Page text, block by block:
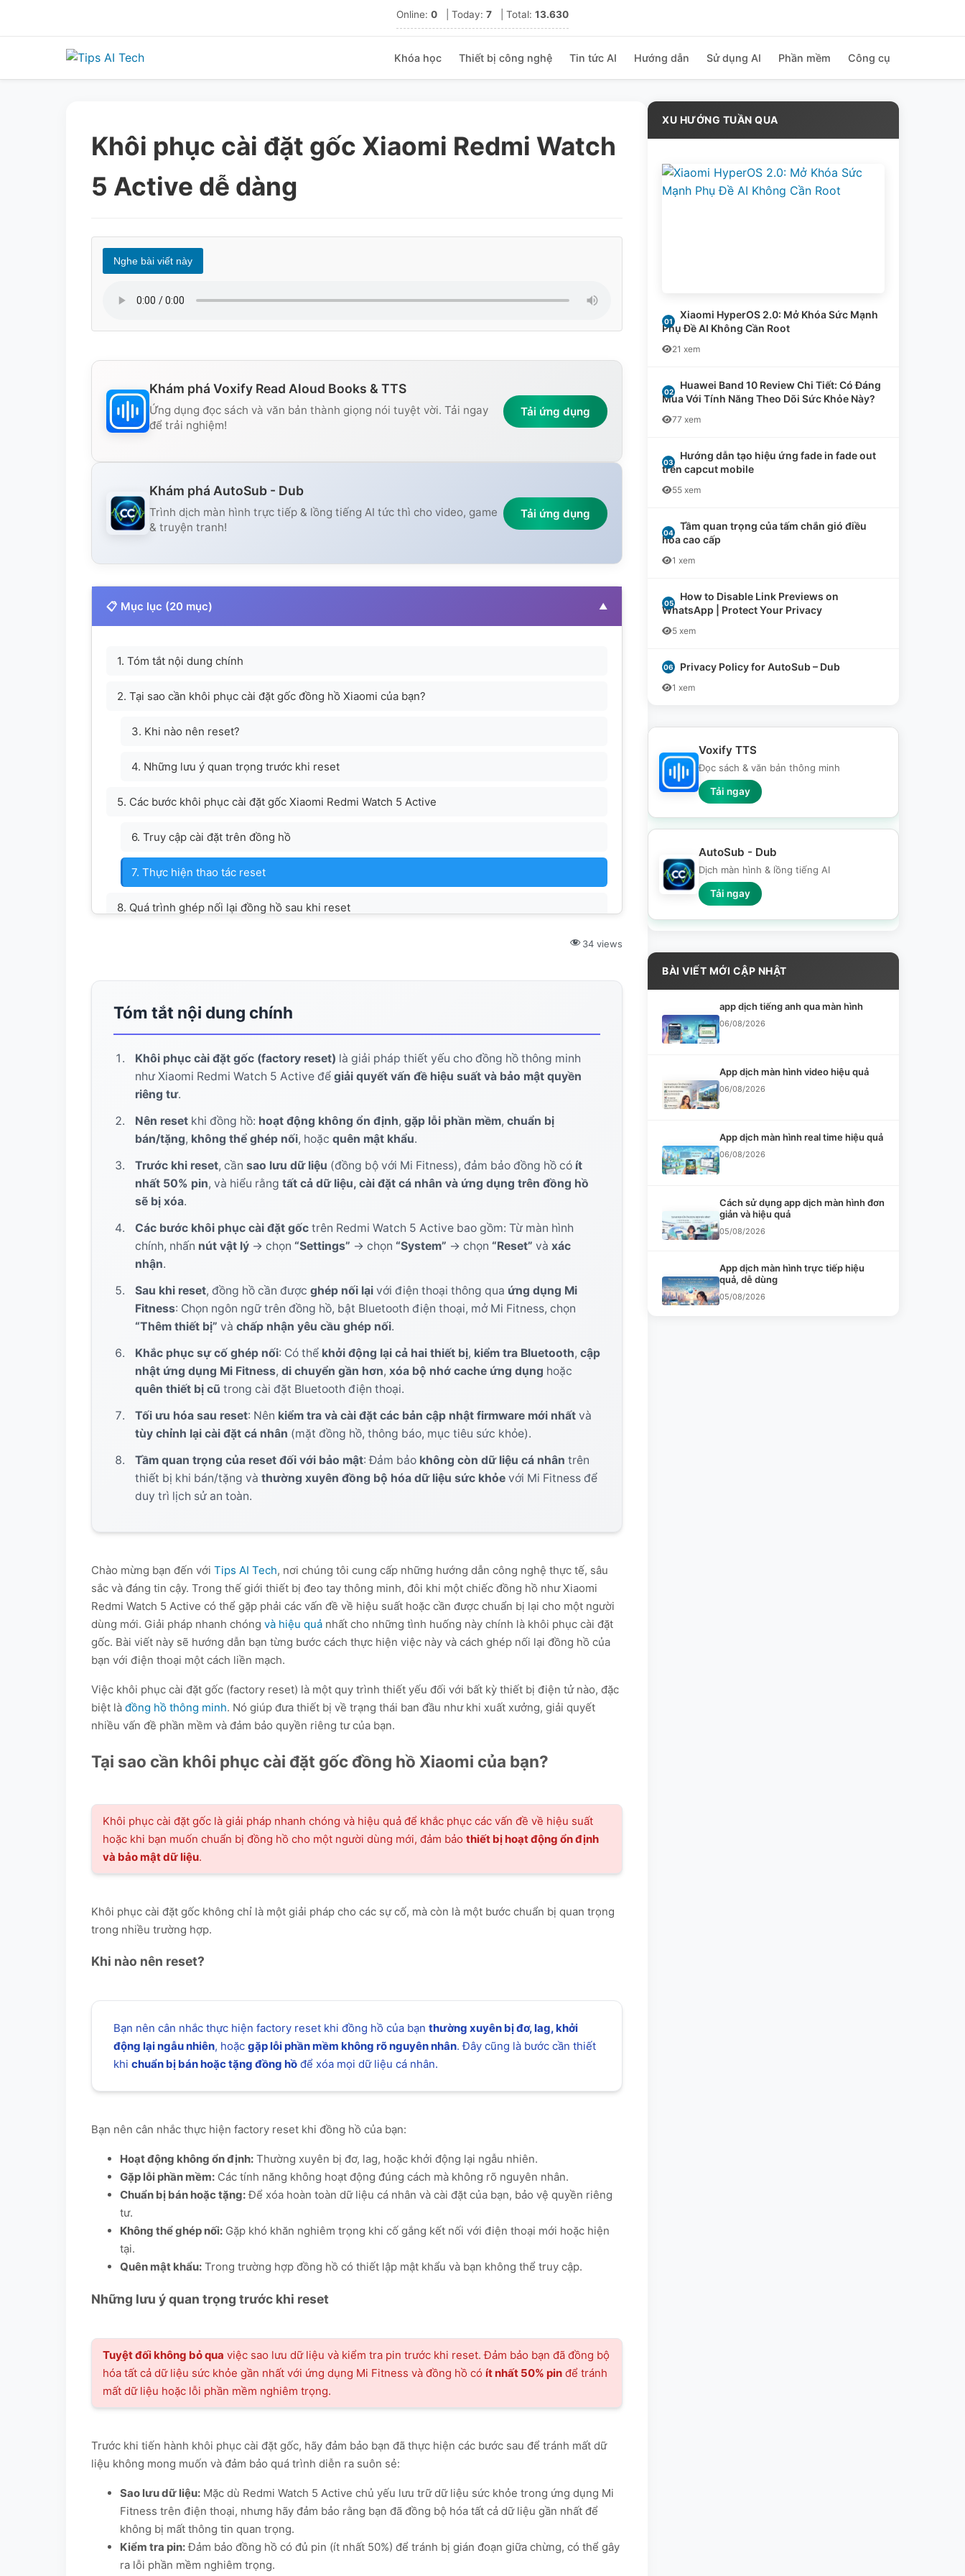
Online: 0 Today: 7 Total: 13.630
content
Khóa học Thiết bị công nghệ Tin tức AI Hướng dẫn Sử dụng AI Phần mềm Công cụ
Khôi phục cài đặt gốc Xiaomi Redmi Watch
5 Active dễ dàng
Nghe bài viết này
Khám phá Voxify Read Aloud Books & TTS
Ứng dụng đọc sách và văn bản thành giọng nói tuyệt vời. Tải ngay
để trải nghiệm!
Tải ứng dụng
Khám phá AutoSub - Dub
Trình dịch màn hình trực tiếp & lồng tiếng AI tức thì cho video, game
& truyện tranh!
Tải ứng dụng
📋 Mục lục (20 mục) ▲
1. Tóm tắt nội dung chính
2. Tại sao cần khôi phục cài đặt gốc đồng hồ Xiaomi của bạn?
3. Khi nào nên reset?
4. Những lưu ý quan trọng trước khi reset
5. Các bước khôi phục cài đặt gốc Xiaomi Redmi Watch 5 Active
6. Truy cập cài đặt trên đồng hồ
7. Thực hiện thao tác reset
8. Quá trình ghép nối lại đồng hồ sau khi reset
10. Ghép nối thông qua ứng dụng Mi Fitness
11. Khắc phục sự cố khi ghép nối lại
13. Lỗi ghép nối
14. Tối ưu hóa trải nghiệm với Redmi Watch 5 Active sau reset
16. Tùy chỉnh cài đặt cá nhân
17. Bảo mật dữ liệu và quyền riêng tư
18. Tầm quan trọng của việc reset trước khi bán
19. Đồng bộ hóa dữ liệu sức khỏe
20. Các câu hỏi thường gặp (FAQ)
34 views
Tóm tắt nội dung chính
Khôi phục cài đặt gốc (factory reset) là giải pháp thiết yếu cho đồng hồ thông minh
như Xiaomi Redmi Watch 5 Active để giải quyết vấn đề hiệu suất và bảo mật quyền
riêng tư.
Nên reset khi đồng hồ: hoạt động không ổn định, gặp lỗi phần mềm, chuẩn bị
bán/tặng, không thể ghép nối, hoặc quên mật khẩu.
Trước khi reset, cần sao lưu dữ liệu (đồng bộ với Mi Fitness), đảm bảo đồng hồ có ít
nhất 50% pin, và hiểu rằng tất cả dữ liệu, cài đặt cá nhân và ứng dụng trên đồng hồ
sẽ bị xóa.
Các bước khôi phục cài đặt gốc trên Redmi Watch 5 Active bao gồm: Từ màn hình
chính, nhấn nút vật lý -> chọn “Settings” -> chọn “System” -> chọn “Reset” và xác
nhận.
Sau khi reset, đồng hồ cần được ghép nối lại với điện thoại thông qua ứng dụng Mi
Fitness: Chọn ngôn ngữ trên đồng hồ, bật Bluetooth điện thoại, mở Mi Fitness, chọn
“Thêm thiết bị” và chấp nhận yêu cầu ghép nối.
Khắc phục sự cố ghép nối: Có thể khởi động lại cả hai thiết bị, kiểm tra Bluetooth, cập
nhật ứng dụng Mi Fitness, di chuyển gần hơn, xóa bộ nhớ cache ứng dụng hoặc
quên thiết bị cũ trong cài đặt Bluetooth điện thoại.
Tối ưu hóa sau reset: Nên kiểm tra và cài đặt các bản cập nhật firmware mới nhất và
tùy chỉnh lại cài đặt cá nhân (mặt đồng hồ, thông báo, mục tiêu sức khỏe).
Tầm quan trọng của reset đối với bảo mật: Đảm bảo không còn dữ liệu cá nhân trên
thiết bị khi bán/tặng và thường xuyên đồng bộ hóa dữ liệu sức khỏe với Mi Fitness để
duy trì lịch sử an toàn.
Chào mừng bạn đến với Tips AI Tech, nơi chúng tôi cung cấp những hướng dẫn công nghệ thực tế, sâu
sắc và đáng tin cậy. Trong thế giới thiết bị đeo tay thông minh, đôi khi một chiếc đồng hồ như Xiaomi
Redmi Watch 5 Active có thể gặp phải các vấn đề về hiệu suất hoặc cần được chuẩn bị lại cho một người
dùng mới. Giải pháp nhanh chóng và hiệu quả nhất cho những tình huống này chính là khôi phục cài đặt
gốc. Bài viết này sẽ hướng dẫn bạn từng bước cách thực hiện việc này và cách ghép nối lại đồng hồ của
bạn với điện thoại một cách liền mạch.
Việc khôi phục cài đặt gốc (factory reset) là một quy trình thiết yếu đối với bất kỳ thiết bị điện tử nào, đặc
biệt là đồng hồ thông minh. Nó giúp đưa thiết bị về trạng thái ban đầu như khi xuất xưởng, giải quyết
nhiều vấn đề phần mềm và đảm bảo quyền riêng tư của bạn.
Tại sao cần khôi phục cài đặt gốc đồng hồ Xiaomi của bạn?
Khôi phục cài đặt gốc là giải pháp nhanh chóng và hiệu quả để khắc phục các vấn đề về hiệu suất
hoặc khi bạn muốn chuẩn bị đồng hồ cho một người dùng mới, đảm bảo thiết bị hoạt động ổn định
và bảo mật dữ liệu.
Khôi phục cài đặt gốc không chỉ là một giải pháp cho các sự cố, mà còn là một bước chuẩn bị quan trọng
trong nhiều trường hợp.
Khi nào nên reset?
Bạn nên cân nhắc thực hiện factory reset khi đồng hồ của bạn thường xuyên bị đơ, lag, khởi
động lại ngẫu nhiên, hoặc gặp lỗi phần mềm không rõ nguyên nhân. Đây cũng là bước cần thiết
khi chuẩn bị bán hoặc tặng đồng hồ để xóa mọi dữ liệu cá nhân.
Bạn nên cân nhắc thực hiện factory reset khi đồng hồ của bạn:
Hoạt động không ổn định: Thường xuyên bị đơ, lag, hoặc khởi động lại ngẫu nhiên.
Gặp lỗi phần mềm: Các tính năng không hoạt động đúng cách mà không rõ nguyên nhân.
Chuẩn bị bán hoặc tặng:Để xóa hoàn toàn dữ liệu cá nhân và cài đặt của bạn, bảo vệ quyền riêng
tư.
Không thể ghép nối: Gặp khó khăn nghiêm trọng khi cố gắng kết nối với điện thoại mới hoặc hiện
tại.
Quên mật khẩu: Trong trường hợp đồng hồ có thiết lập mật khẩu và bạn không thể truy cập.
Những lưu ý quan trọng trước khi reset
Tuyệt đối không bỏ qua việc sao lưu dữ liệu và kiểm tra pin trước khi reset. Đảm bảo bạn đã đồng bộ
hóa tất cả dữ liệu sức khỏe gần nhất với ứng dụng Mi Fitness và đồng hồ có ít nhất 50% pin để tránh
mất dữ liệu hoặc lỗi phần mềm nghiêm trọng.
Trước khi tiến hành khôi phục cài đặt gốc, hãy đảm bảo bạn đã thực hiện các bước sau để tránh mất dữ
liệu không mong muốn và đảm bảo quá trình diễn ra suôn sẻ:
Sao lưu dữ liệu: Mặc dù Redmi Watch 5 Active chủ yếu lưu trữ dữ liệu sức khỏe trong ứng dụng Mi
Fitness trên điện thoại, nhưng hãy đảm bảo rằng bạn đã đồng bộ hóa tất cả dữ liệu gần nhất để
không bị mất thông tin quan trọng.
Kiểm tra pin:Đảm bảo đồng hồ có đủ pin (ít nhất 50%) để tránh bị gián đoạn giữa chừng, có thể gây
ra lỗi phần mềm nghiêm trọng.
XU HƯỚNG TUẦN QUA
Xiaomi HyperOS 2.0: Mở Khóa Sức Mạnh
Phụ Đề AI Không Cần Root
21 xem
Huawei Band 10 Review Chi Tiết: Có Đáng
Mua Với Tính Năng Theo Dõi Sức Khỏe Này?
77 xem
Hướng dẫn tạo hiệu ứng fade in fade out
trên capcut mobile
55 xem
Tầm quan trọng của tấm chắn gió điều
hòa cao cấp
1 xem
How to Disable Link Previews on
WhatsApp | Protect Your Privacy
5 xem
Privacy Policy for AutoSub – Dub
1 xem
Voxify TTS
Đọc sách & văn bản thông minh
Tải ngay
AutoSub - Dub
Dịch màn hình & lồng tiếng AI
Tải ngay
BÀI VIẾT MỚI CẬP NHẬT
app dịch tiếng anh qua màn hình
06/08/2026
App dịch màn hình video hiệu quả
06/08/2026
App dịch màn hình real time hiệu quả
06/08/2026
Cách sử dụng app dịch màn hình đơn
giản và hiệu quả
05/08/2026
App dịch màn hình trực tiếp hiệu
quả, dễ dùng
05/08/2026
×
Voxify TTS Reader
Đọc sách & văn bản thành giọng nói
thông minh.
Tải về